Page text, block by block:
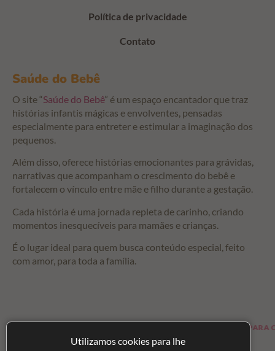
Saúde do Bebê
O site “Saúde do Bebê” é um espaço encantador que traz
histórias infantis mágicas e envolventes, pensadas
especialmente para entreter e estimular a imaginação dos
pequenos.
Além disso, oferece histórias emocionantes para grávidas,
narrativas que acompanham o crescimento do bebê e
fortalecem o vínculo entre mãe e filho durante a gestação.
Cada história é uma jornada repleta de carinho, criando
momentos inesquecíveis para mamães e crianças.
É o lugar ideal para quem busca conteúdo especial, feito
com amor, para toda a família.
Política de privacidade
Contato
E ARTIGOS PARA OS BEBÊS LOJA PARA
Utilizamos cookies para lhe